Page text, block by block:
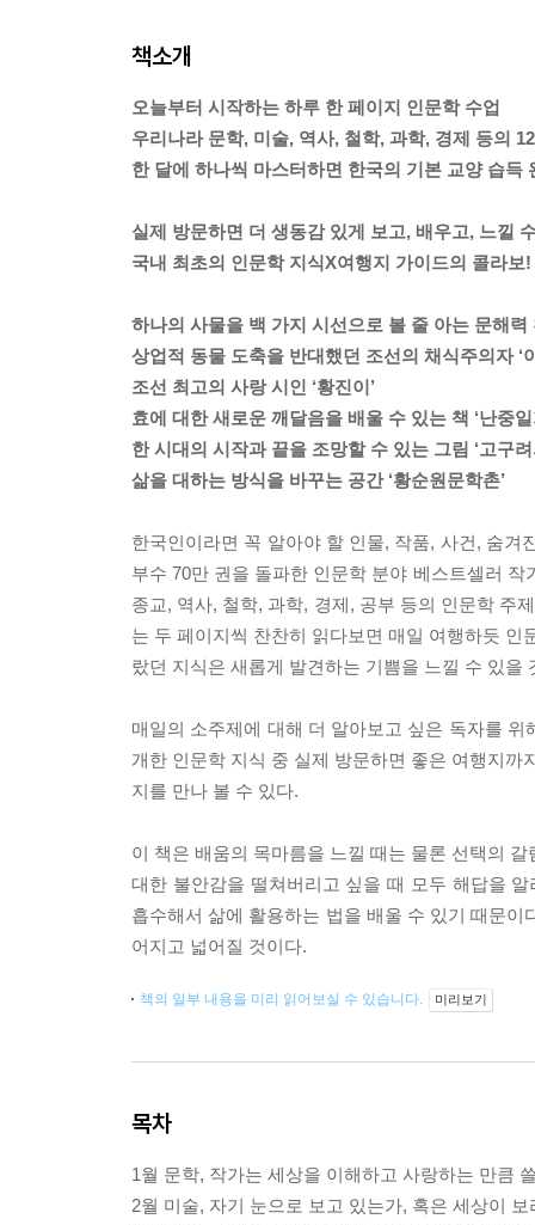
책소개
오늘부터 시작하는 하루 한 페이지 인문학 수업
우리나라 문학, 미술, 역사, 철학, 과학, 경제 등의
한 달에 하나씩 마스터하면 한국의 기본 교양 습득
실제 방문하면 더 생동감 있게 보고, 배우고, 느낄
국내 최초의 인문학 지식X여행지 가이드의 콜라보!
하나의 사물을 백 가지 시선으로 볼 줄 아는 문해력
상업적 동물 도축을 반대했던 조선의 채식주의자 ‘
조선 최고의 사랑 시인 ‘황진이’
효에 대한 새로운 깨달음을 배울 수 있는 책 ‘난중일
한 시대의 시작과 끝을 조망할 수 있는 그림 ‘고구
삶을 대하는 방식을 바꾸는 공간 ‘황순원문학촌’
한국인이라면 꼭 알아야 할 인물, 작품, 사건, 숨
부수 70만 권을 돌파한 인문학 분야 베스트셀러
종교, 역사, 철학, 과학, 경제, 공부 등의 인문학 주
는 두 페이지씩 찬찬히 읽다보면 매일 여행하듯
랐던 지식은 새롭게 발견하는 기쁨을 느낄 수 있을
매일의 소주제에 대해 더 알아보고 싶은 독자를
개한 인문학 지식 중 실제 방문하면 좋은 여행지
지를 만나 볼 수 있다.
이 책은 배움의 목마름을 느낄 때는 물론 선택의
대한 불안감을 떨쳐버리고 싶을 때 모두 해답을
흡수해서 삶에 활용하는 법을 배울 수 있기 때문
어지고 넓어질 것이다.
책의 일부 내용을 미리 읽어보실 수 있습니다. 미리보기
목차
1월 문학, 작가는 세상을 이해하고 사랑하는 만큼
2월 미술, 자기 눈으로 보고 있는가, 혹은 세상이